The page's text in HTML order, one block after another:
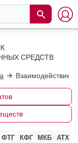
СРЕДСТВ
Взаимодействие
ФТГ КФГ МКБ АТХ